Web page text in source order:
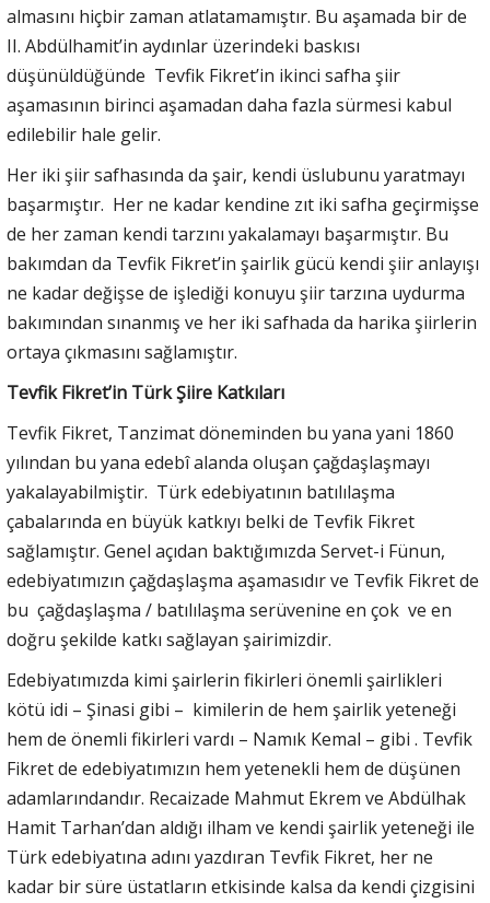
almasını hiçbir zaman atlatamamıştır. Bu aşamada bir de
II. Abdülhamit’in aydınlar üzerindeki baskısı
düşünüldüğünde Tevfik Fikret’in ikinci safha şiir
aşamasının birinci aşamadan daha fazla sürmesi kabul
edilebilir hale gelir.
Her iki şiir safhasında da şair, kendi üslubunu yaratmayı
başarmıştır. Her ne kadar kendine zıt iki safha geçirmişse
de her zaman kendi tarzını yakalamayı başarmıştır. Bu
bakımdan da Tevfik Fikret’in şairlik gücü kendi şiir anlayışı
ne kadar değişse de işlediği konuyu şiir tarzına uydurma
bakımından sınanmış ve her iki safhada da harika şiirlerin
ortaya çıkmasını sağlamıştır.
Tevfik Fikret’in Türk Şiire Katkıları
Tevfik Fikret, Tanzimat döneminden bu yana yani 1860
yılından bu yana edebî alanda oluşan çağdaşlaşmayı
yakalayabilmiştir. Türk edebiyatının batılılaşma
çabalarında en büyük katkıyı belki de Tevfik Fikret
sağlamıştır. Genel açıdan baktığımızda Servet-i Fünun,
edebiyatımızın çağdaşlaşma aşamasıdır ve Tevfik Fikret de
bu çağdaşlaşma / batılılaşma serüvenine en çok ve en
doğru şekilde katkı sağlayan şairimizdir.
Edebiyatımızda kimi şairlerin fikirleri önemli şairlikleri
kötü idi – Şinasi gibi – kimilerin de hem şairlik yeteneği
hem de önemli fikirleri vardı – Namık Kemal – gibi . Tevfik
Fikret de edebiyatımızın hem yetenekli hem de düşünen
adamlarındandır. Recaizade Mahmut Ekrem ve Abdülhak
Hamit Tarhan’dan aldığı ilham ve kendi şairlik yeteneği ile
Türk edebiyatına adını yazdıran Tevfik Fikret, her ne
kadar bir süre üstatların etkisinde kalsa da kendi çizgisini